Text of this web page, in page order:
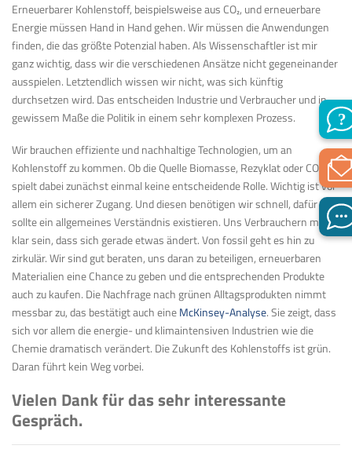
Erneuerbarer Kohlenstoff, beispielsweise aus CO₂, und erneuerbare
Energie müssen Hand in Hand gehen. Wir müssen die Anwendungen
finden, die das größte Potenzial haben. Als Wissenschaftler ist mir
ganz wichtig, dass wir die verschiedenen Ansätze nicht gegeneinander
ausspielen. Letztendlich wissen wir nicht, was sich künftig
durchsetzen wird. Das entscheiden Industrie und Verbraucher und in
gewissem Maße die Politik in einem sehr komplexen Prozess.
Wir brauchen effiziente und nachhaltige Technologien, um an
Kohlenstoff zu kommen. Ob die Quelle Biomasse, Rezyklat oder CO ist,
spielt dabei zunächst einmal keine entscheidende Rolle. Wichtig ist vor
allem ein sicherer Zugang. Und diesen benötigen wir schnell, dafür
sollte ein allgemeines Verständnis existieren. Uns Verbrauchern muss
klar sein, dass sich gerade etwas ändert. Von fossil geht es hin zu
zirkulär. Wir sind gut beraten, uns daran zu beteiligen, erneuerbaren
Materialien eine Chance zu geben und die entsprechenden Produkte
auch zu kaufen. Die Nachfrage nach grünen Alltagsprodukten nimmt
messbar zu, das bestätigt auch eineMcKinsey-Analyse. Sie zeigt, dass
sich vor allem die energie- und klimaintensiven Industrien wie die
Chemie dramatisch verändert. Die Zukunft des Kohlenstoffs ist grün.
Daran führt kein Weg vorbei.
Vielen Dank für das sehr interessante
Gespräch.